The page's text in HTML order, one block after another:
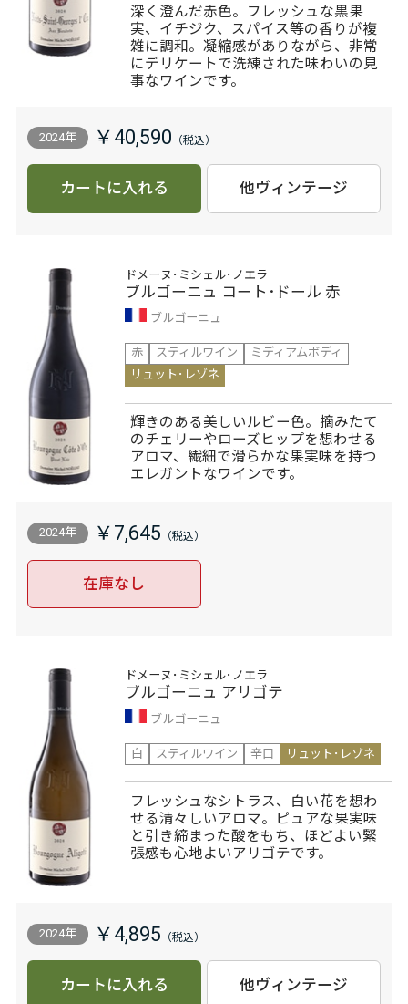
深く澄んだ赤色。フレッシュな黒果
実、イチジク、スパイス等の香りが複
雑に調和。凝縮感がありながら、非常
にデリケートで洗練された味わいの見
事なワインです。
2024年 ￥40,590
カートに入れる 他ヴィンテージ
ドメーヌ･ミシェル･ノエラ
ブルゴーニュ コート･ドール 赤
ブルゴーニュ
赤
スティルワイン
ミディアムボディ
リュット･レゾネ
輝きのある美しいルビー色。摘みたて
のチェリーやローズヒップを想わせる
アロマ、繊細で滑らかな果実味を持つ
エレガントなワインです。
2024年 ￥7,645
在庫なし
ドメーヌ･ミシェル･ノエラ
ブルゴーニュ アリゴテ
ブルゴーニュ
白
スティルワイン 辛口 リュット･レゾネ
フレッシュなシトラス、白い花を想わ
せる清々しいアロマ。ピュアな果実味
と引き締まった酸をもち、ほどよい緊
張感も心地よいアリゴテです。
2024年 ￥4,895
カートに入れる 他ヴィンテージ